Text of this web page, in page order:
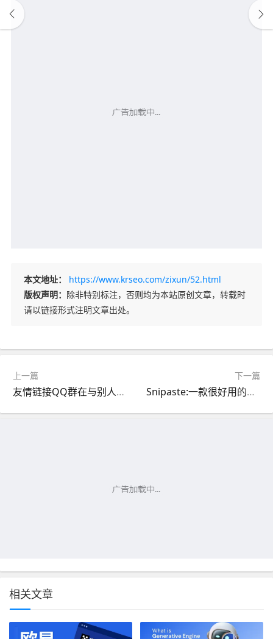
本文地址：
https://www.krseo.com/zixun/52.html
版权声明： 除非特别标注，否则均为本站原创文章，转载时
请以链接形式注明文章出处。
上一篇
友情链接QQ群在与别人交换链接时有什么技巧？
下一篇
Snipaste:一款很好用的屏幕截图+贴图软件
相关文章